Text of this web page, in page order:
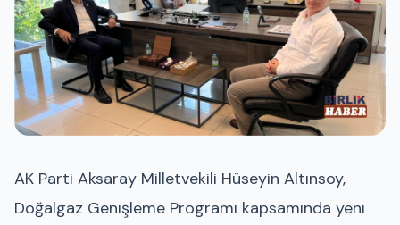
AK Parti Aksaray Milletvekili Hüseyin Altınsoy,
Doğalgaz Genişleme Programı kapsamında yeni